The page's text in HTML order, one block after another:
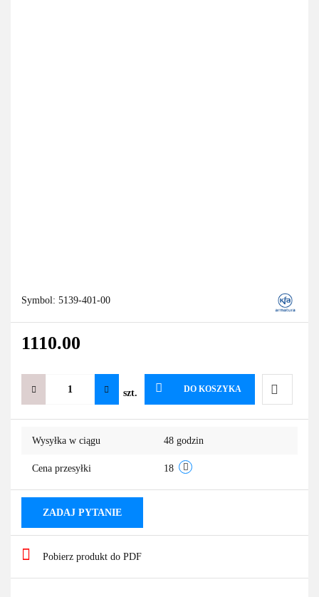
Symbol: 5139-401-00
1110.00
szt. DO KOSZYKA
Do
Wysyłka w ciągu 48 godzin
Cena przesyłki 18
ZADAJ PYTANIE
Pobierz produkt do PDF